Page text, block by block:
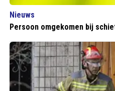
Nieuws
Persoon omgekomen bij